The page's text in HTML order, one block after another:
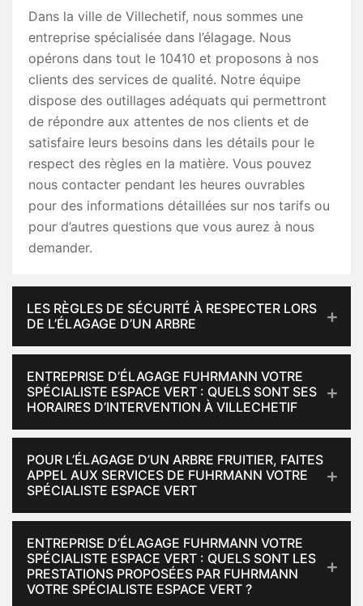
Dans la ville de Villechetif, nous sommes une
entreprise spécialisée dans l’élagage. Nous
opérons dans tout le 10410 et proposons à nos
clients des services de qualité. Notre équipe
dispose des outillages adéquats qui permettront
de répondre aux attentes de nos clients et de
satisfaire leurs besoins dans les détails pour le
respect des règles en la matière. Vous pouvez
nous contacter pendant les heures ouvrables
pour des informations détaillées sur nos tarifs ou
pour d’autres questions que vous aurez à nous
demander.
LES RÈGLES DE SÉCURITÉ À RESPECTER LORS
DE L’ÉLAGAGE D’UN ARBRE
ENTREPRISE D’ÉLAGAGE FUHRMANN VOTRE
SPÉCIALISTE ESPACE VERT : QUELS SONT SES
HORAIRES D’INTERVENTION À VILLECHETIF
POUR L’ÉLAGAGE D’UN ARBRE FRUITIER, FAITES
APPEL AUX SERVICES DE FUHRMANN VOTRE
SPÉCIALISTE ESPACE VERT
ENTREPRISE D’ÉLAGAGE FUHRMANN VOTRE
SPÉCIALISTE ESPACE VERT : QUELS SONT LES
PRESTATIONS PROPOSÉES PAR FUHRMANN
VOTRE SPÉCIALISTE ESPACE VERT ?